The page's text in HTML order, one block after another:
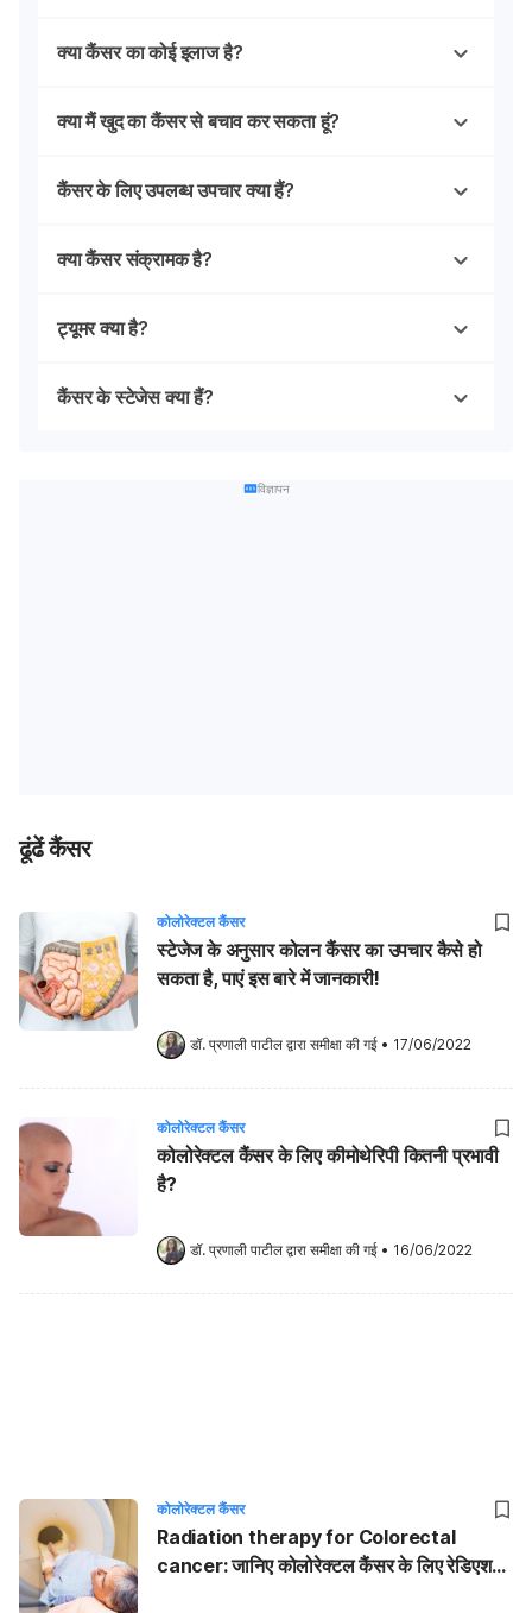
क्या कैंसर का कोई इलाज है?
क्या मैं खुद का कैंसर से बचाव कर सकता हूं?
कैंसर के लिए उपलब्ध उपचार क्या हैं?
क्या कैंसर संक्रामक है?
ट्यूमर क्या है?
कैंसर के स्टेजेस क्या हैं?
विज्ञापन
ढूंढें कैंसर
कोलोरेक्टल कैंसर
स्टेजेज के अनुसार कोलन कैंसर का उपचार कैसे हो
सकता है, पाएं इस बारे में जानकारी!
डॉ. प्रणाली पाटील द्वारा समीक्षा की गई • 17/06/2022
कोलोरेक्टल कैंसर
कोलोरेक्टल कैंसर के लिए कीमोथेरिपी कितनी प्रभावी
है?
डॉ. प्रणाली पाटील द्वारा समीक्षा की गई • 16/06/2022
कोलोरेक्टल कैंसर
Radiation therapy for Colorectal
cancer: जानिए कोलोरेक्टल कैंसर के लिए रेडिएशन